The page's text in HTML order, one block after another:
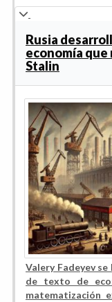
Rusia
economía que
Stalin
Valery Fadeyev
de texto de
matematización